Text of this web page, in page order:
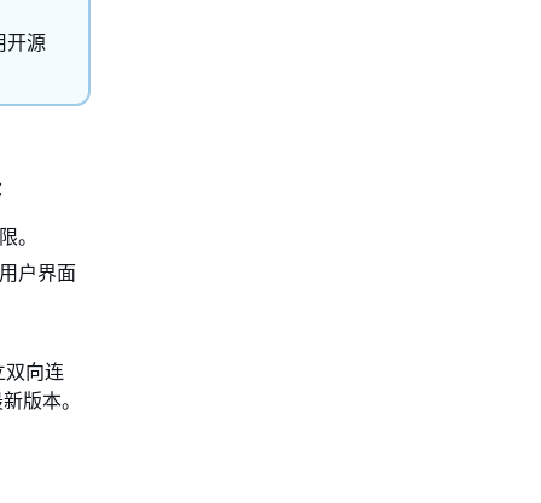
开源
。
户界面
双向连
版本。